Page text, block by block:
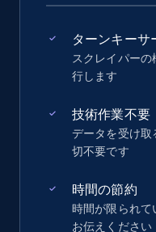
ターンキーサ
スクレイパー
行します
技術作業不要
データを受け取
切不要です
時間の節約
時間が限られ
お伝えください